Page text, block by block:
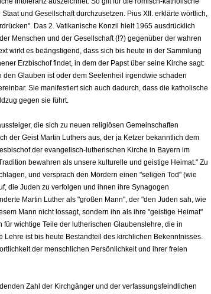
und Gesellschaft durchzusetzen. Pius XII. erklärte wörtlich,
Das 2. Vatikanische Konzil hielt 1965 ausdrücklich
Menschen und der Gesellschaft (!?) gegenüber der wahren
wirkt es beängstigend, dass sich bis heute in der Sammlung
Erzbischof findet, in dem der Papst über seine Kirche sagt:
Glauben ist oder dem Seelenheil irgendwie schaden
Sie manifestiert sich auch dadurch, dass die katholische
gegen sie führt.
die sich zu neuen religiösen Gemeinschaften
der Geist Martin Luthers aus, der ja Ketzer bekanntlich dem
der evangelisch-lutherischen Kirche in Bayern im
bewahren als unsere kulturelle und geistige Heimat." Zu
und versprach den Mördern einen "seligen Tod" (wie
die Juden zu verfolgen und ihnen ihre Synagogen
Martin Luther als "großen Mann", der "den Juden sah, wie
Mann nicht lossagt, sondern ihn als ihre "geistige Heimat"
wichtige Teile der lutherischen Glaubenslehre, die in
ist bis heute Bestandteil des kirchlichen Bekenntnisses.
der menschlichen Persönlichkeit und ihrer freien
Zahl der Kirchgänger und der verfassungsfeindlichen